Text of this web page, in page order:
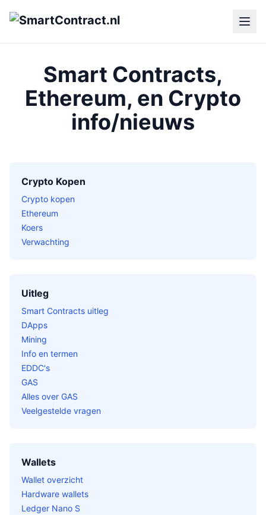
Smart Contracts,
Ethereum, en Crypto
info/nieuws
Crypto Kopen
Crypto kopen
Ethereum
Koers
Verwachting
Uitleg
Smart Contracts uitleg
DApps
Mining
Info en termen
EDDC's
GAS
Alles over GAS
Veelgestelde vragen
Wallets
Wallet overzicht
Hardware wallets
Ledger Nano S